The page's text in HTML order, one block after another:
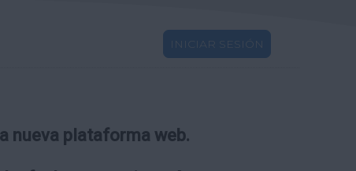
INICIAR SESIÓN
nueva plataforma web.